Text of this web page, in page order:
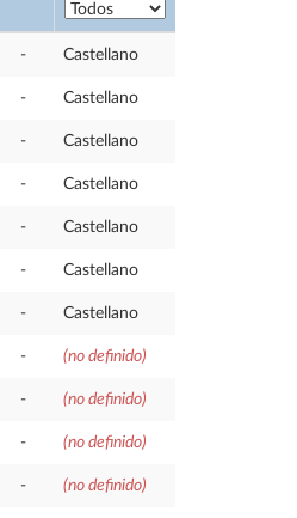
- Castellano
- Castellano
- Castellano
- Castellano
- Castellano
- Castellano
- Castellano
- (no definido)
- (no definido)
- (no definido)
- (no definido)